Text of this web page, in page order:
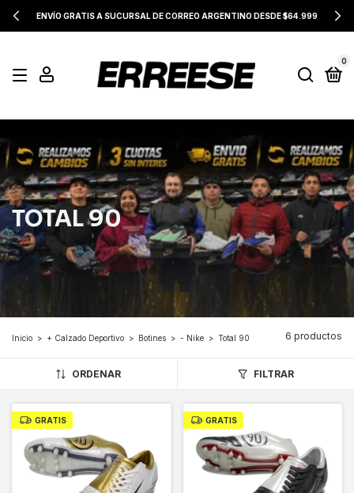
ENVÍO GRATIS A SUCURSAL DE CORREO ARGENTINO DESDE $64.999
0
TOTAL 90
Inicio > + Calzado Deportivo > Botines > - Nike > Total 90 6 productos
ORDENAR FILTRAR
GRATIS GRATIS